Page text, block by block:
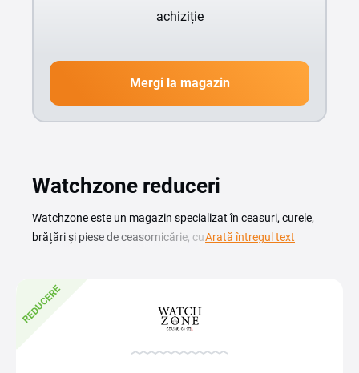
achiziție
Mergi la magazin
Watchzone reduceri
Watchzone este un magazin specializat în ceasuri, curele,
brățări și piese de ceasornicărie, cu branduri de top și livrare
schimb la un preț mai bun. Aici găsești atât modele clasice,
cât și piese moderne, plus tot ce ai nevoie pentru
întreținerea și repararea ceasului tău. Dacă vrei să
economisești, uită-te la cuponul Watchzone și promoțiile
Arată întregul text
REDUCERE